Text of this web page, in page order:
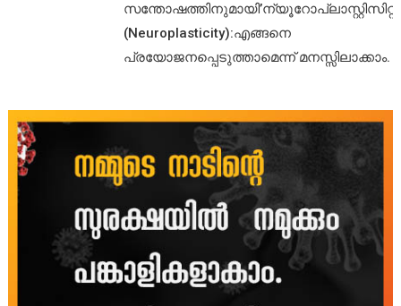
സന്തോഷത്തിനുമായി’ന്യൂറോപ്ലാസ്റ്റിസിറ്റി’
(Neuroplasticity):എങ്ങനെ
പ്രയോജനപ്പെടുത്താമെന്ന് മനസ്സിലാക്കാം.